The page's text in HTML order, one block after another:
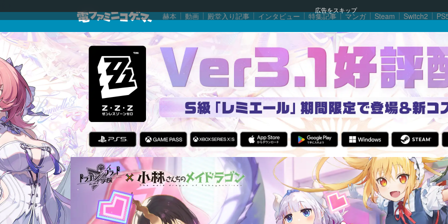
広告をスキップ
赫本 動画 殿堂入り記事 インタビュー 特集記事 マンガ Steam Switch2